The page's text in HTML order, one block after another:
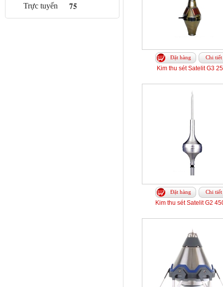
Trực tuyến 75
Đặt hàng Chi tiết
Kim thu sét Satelit G3
Đặt hàng Chi tiết
Kim thu sét Satelit G2